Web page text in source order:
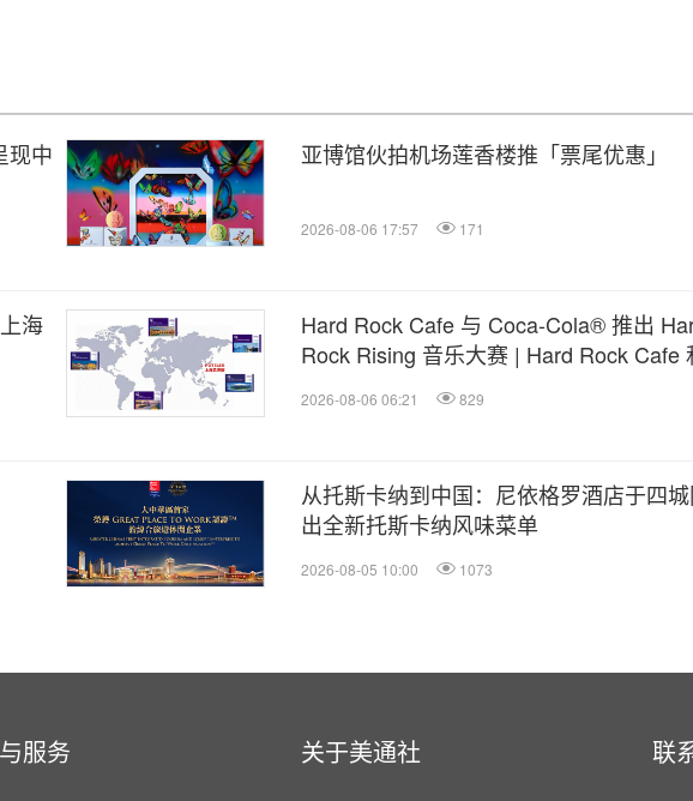
现中
亚博馆伙拍机场莲香楼推「票尾优惠」
2026-08-06 17:57 171
海
Hard Rock Cafe 与 Coca-Cola® 推出
Rock Rising 音乐大赛 | Hard Rock Cafe
2026-08-06 06:21 829
从托斯卡纳到中国：尼依格罗酒店于四
出全新托斯卡纳风味菜单
2026-08-05 10:00 1073
服务 关于美通社 联